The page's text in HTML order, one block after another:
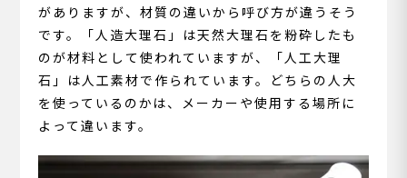
がありますが、材質の違いから呼び方が違うそう
です。「人造大理石」は天然大理石を粉砕したも
のが材料として使われていますが、「人工大理
石」は人工素材で作られています。どちらの人大
を使っているのかは、メーカーや使用する場所に
よって違います。